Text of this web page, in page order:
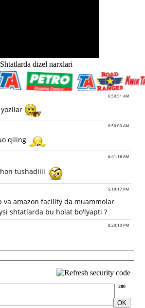
Shtatlarda dizel narxlari
200